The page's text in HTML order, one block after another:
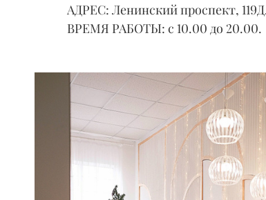
АДРЕС: Ленинский проспект,
ВРЕМЯ РАБОТЫ: с 10.00 до 20.00.